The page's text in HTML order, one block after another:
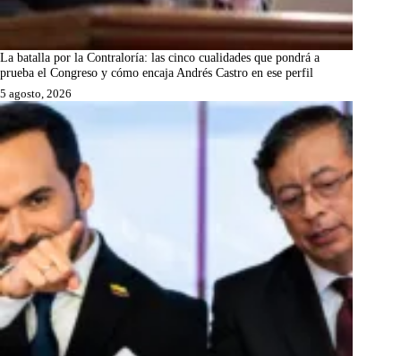
La batalla por la Contraloría: las cinco cualidades que pondrá a
prueba el Congreso y cómo encaja Andrés Castro en ese perfil
5 agosto, 2026